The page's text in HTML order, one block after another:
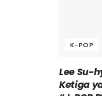
K-POP
Lee Su-
Ketiga